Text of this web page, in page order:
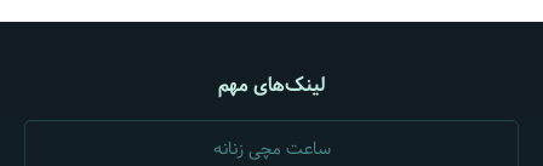
لینک‌های مهم
ساعت مچی زنانه